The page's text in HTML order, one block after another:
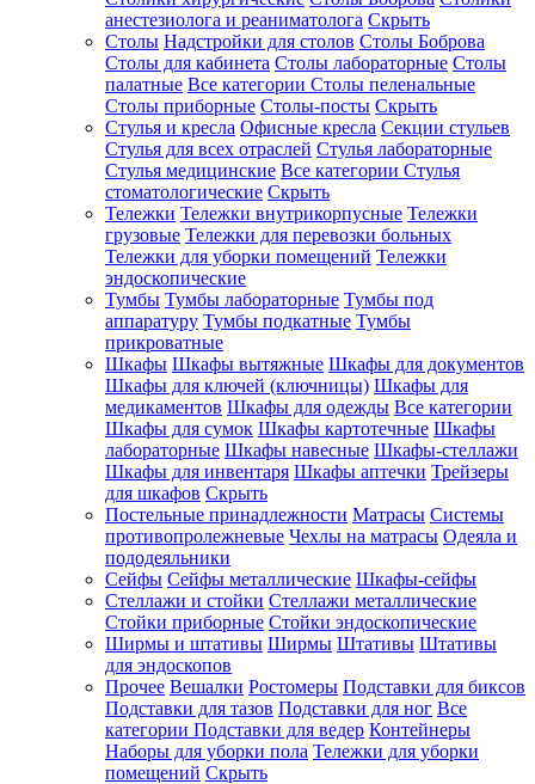
анестезиолога и реаниматолога Скрыть
Столы Надстройки для столов Столы Боброва
Столы для кабинета Столы лабораторные Столы
палатные Все категории Столы пеленальные
Столы приборные Столы-посты Скрыть
Стулья и кресла Офисные кресла Секции стульев
Стулья для всех отраслей Стулья лабораторные
Стулья медицинские Все категории Стулья
стоматологические Скрыть
Тележки Тележки внутрикорпусные Тележки
грузовые Тележки для перевозки больных
Тележки для уборки помещений Тележки
эндоскопические
Тумбы Тумбы лабораторные Тумбы под
аппаратуру Тумбы подкатные Тумбы
прикроватные
Шкафы Шкафы вытяжные Шкафы для документов
Шкафы для ключей (ключницы) Шкафы для
медикаментов Шкафы для одежды Все категории
Шкафы для сумок Шкафы картотечные Шкафы
лабораторные Шкафы навесные Шкафы-стеллажи
Шкафы для инвентаря Шкафы аптечки Трейзеры
для шкафов Скрыть
Постельные принадлежности Матрасы Системы
противопролежневые Чехлы на матрасы Одеяла и
пододеяльники
Сейфы Сейфы металлические Шкафы-сейфы
Стеллажи и стойки Стеллажи металлические
Стойки приборные Стойки эндоскопические
Ширмы и штативы Ширмы Штативы Штативы
для эндоскопов
Прочее Вешалки Ростомеры Подставки для биксов
Подставки для тазов Подставки для ног Все
категории Подставки для ведер Контейнеры
Наборы для уборки пола Тележки для уборки
помещений Скрыть